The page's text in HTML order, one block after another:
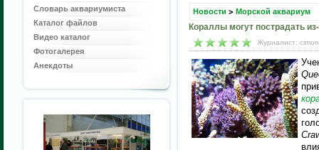
Словарь аквариумиста
Каталог файлов
Видео каталог
Фотогалерея
Анекдоты
Новости > Морской аквариум
Кораллы могут пострадать
Журналист: